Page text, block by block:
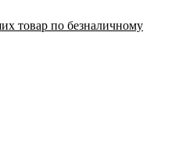
товар по безналичному